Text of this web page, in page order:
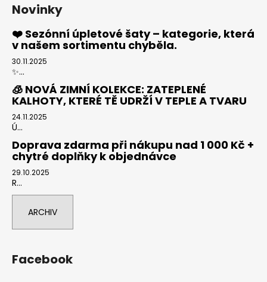
Novinky
❤️ Sezónní úpletové šaty – kategorie, která
v našem sortimentu chyběla.
30.11.2025
✨...
🧊 NOVÁ ZIMNÍ KOLEKCE: ZATEPLENÉ
KALHOTY, KTERÉ TĚ UDRŽÍ V TEPLE A TVARU
24.11.2025
Ú...
Doprava zdarma při nákupu nad 1 000 Kč +
chytré doplňky k objednávce
29.10.2025
R...
ARCHIV
Facebook